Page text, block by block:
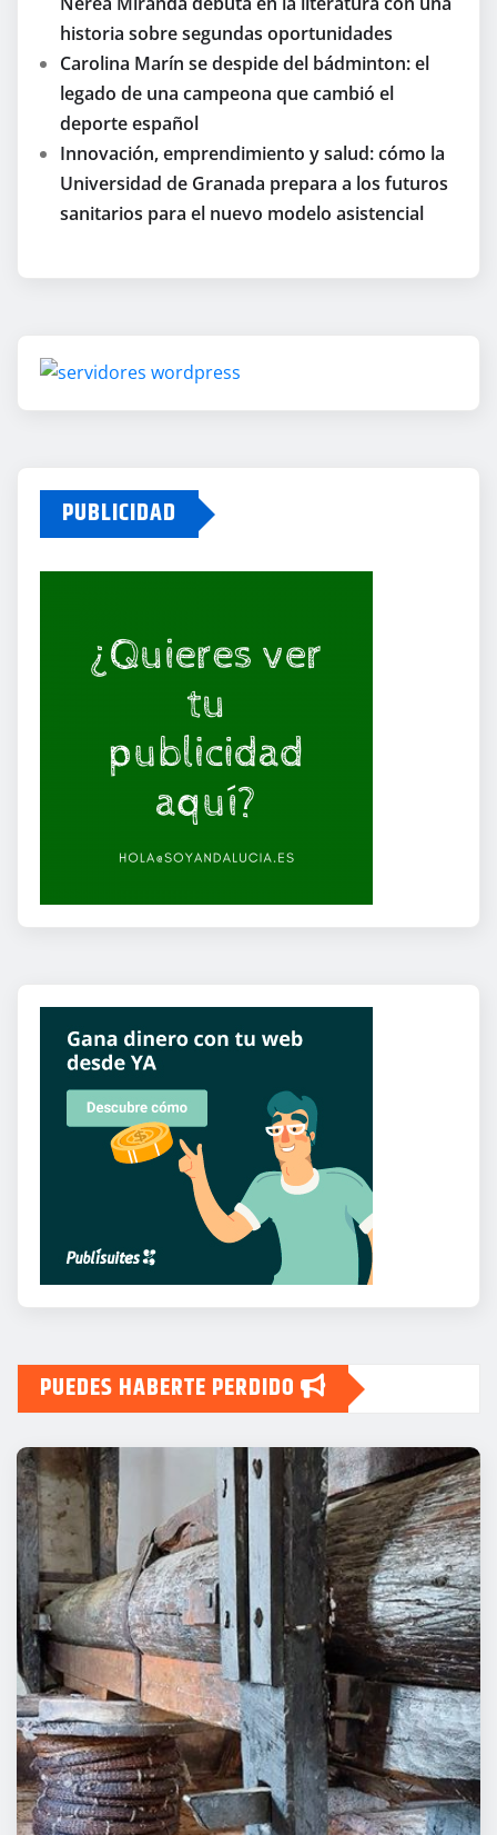
historia sobre segundas oportunidades
Carolina Marín se despide del bádminton: el
legado de una campeona que cambió el
deporte español
Innovación, emprendimiento y salud: cómo la
Universidad de Granada prepara a los futuros
sanitarios para el nuevo modelo asistencial
PUBLICIDAD
PUEDES HABERTE PERDIDO